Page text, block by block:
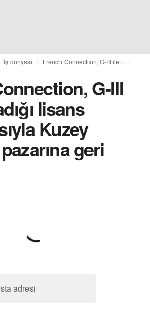
İş dünyası
G-III
lisans
Kuzey
geri
adresi